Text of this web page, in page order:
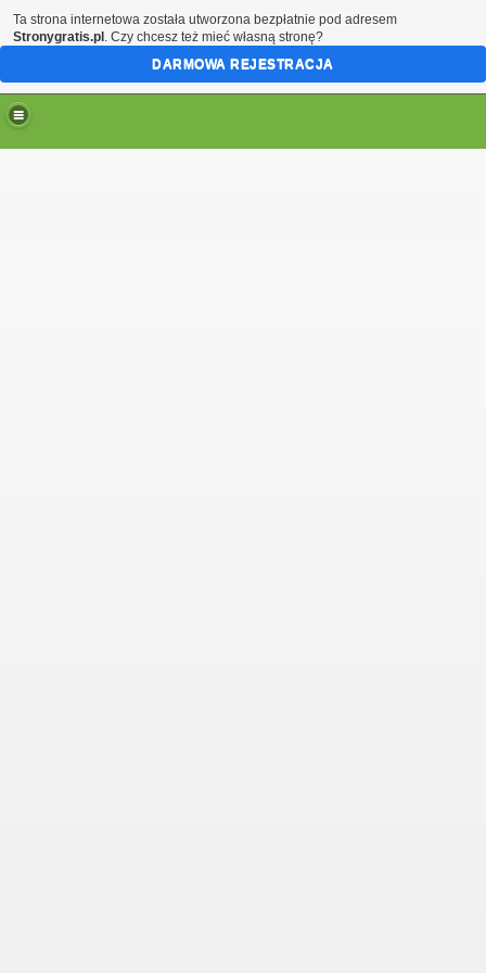
Ta strona internetowa została utworzona bezpłatnie pod adresem
Stronygratis.pl . Czy chcesz też mieć własną stronę?
DARMOWA REJESTRACJA